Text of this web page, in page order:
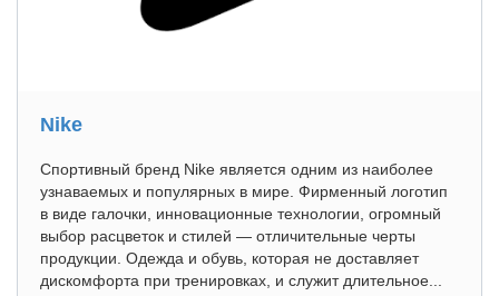
Nike
Спортивный бренд Nike является одним из наиболее
узнаваемых и популярных в мире. Фирменный логотип
в виде галочки, инновационные технологии, огромный
выбор расцветок и стилей — отличительные черты
продукции. Одежда и обувь, которая не доставляет
дискомфорта при тренировках, и служит длительное...